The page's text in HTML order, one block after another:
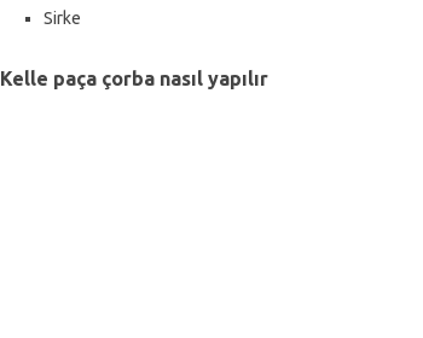
Sirke
Kelle paça çorba nasıl yapılır